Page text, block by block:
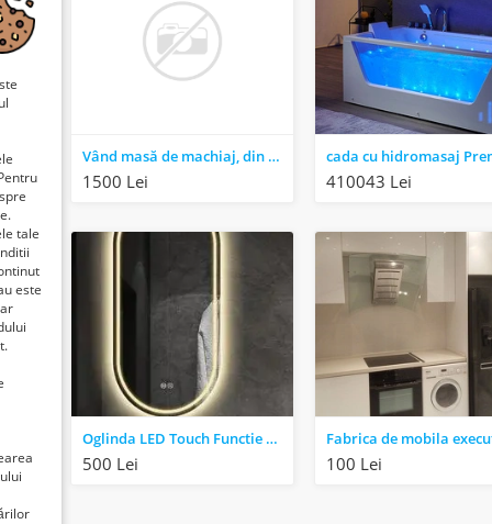
Vând masă de machiaj, din lemn masiv, cu oglindă
1500 Lei 410043 Lei
Oglinda LED Touch Functie Dezaburire 3 Functii 50×80 J120
500 Lei 100 Lei
tale
este